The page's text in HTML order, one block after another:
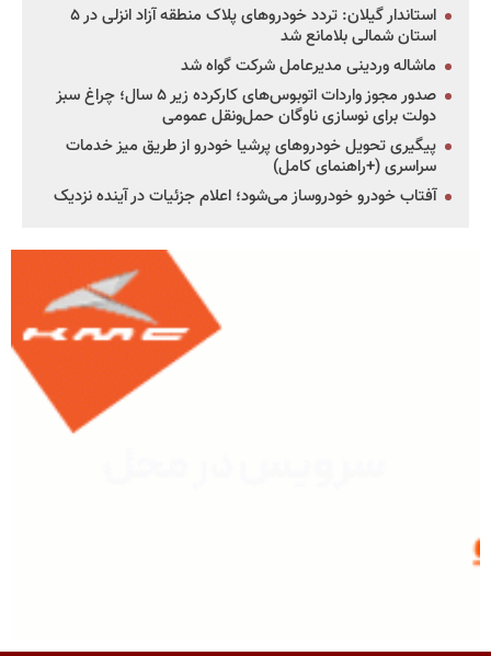
استاندار گیلان: تردد خودروهای پلاک منطقه آزاد انزلی در ۵
استان شمالی بلامانع شد
ماشاله وردینی مدیرعامل شرکت گواه شد
صدور مجوز واردات اتوبوس‌های کارکرده زیر ۵ سال؛ چراغ سبز
دولت برای نوسازی ناوگان حمل‌ونقل عمومی
پیگیری تحویل خودروهای پرشیا خودرو از طریق میز خدمات
سراسری (+راهنمای کامل)
آفتاب خودرو خودروساز می‌شود؛ اعلام جزئیات در آینده نزدیک